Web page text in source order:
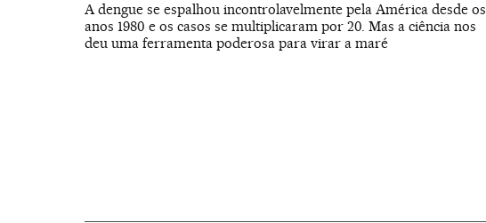
A dengue se espalhou incontrolavelmente pela América desde os
anos 1980 e os casos se multiplicaram por 20. Mas a ciência nos
deu uma ferramenta poderosa para virar a maré